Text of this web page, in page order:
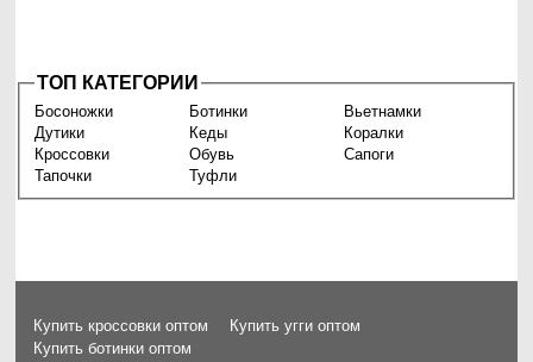
ТОП КАТЕГОРИИ
Босоножки Ботинки
Вьетнамки
Дутики
Кеды
Коралки
Кроссовки
Обувь
Сапоги
Тапочки
Туфли
Купить кроссовки оптом
Купить угги оптом
Купить ботинки оптом